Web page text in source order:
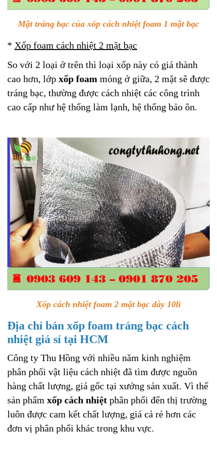
Mặt tráng bạc của xốp cách nhiệt foam 1 mặt bạc
* Xốp foam cách nhiệt 2 mặt bạc
So với 2 loại ở trên thì loại xốp này có giá thành
cao hơn, lớp xốp foam mỏng ở giữa, 2 mặt sẽ được
tráng bạc, thường được cách nhiệt các công trình
cao cấp như hệ thống làm lạnh, hệ thống bảo ôn.
Xốp cách nhiệt foam 2 mặt bạc dày 10li
Địa chỉ bán xốp foam tráng bạc cách
nhiệt giá sỉ tại HCM
Công ty Thu Hồng với nhiều năm kinh nghiệm
phân phối vật liệu cách nhiệt đã tìm được nguồn
hàng chất lượng, giá gốc tại xưởng sản xuất. Vì thế
sản phẩm xốp cách nhiệt phân phối đến thị trường
luôn được cam kết chất lượng, giá cả rẻ hơn các
đơn vị phân phối khác trong khu vực.